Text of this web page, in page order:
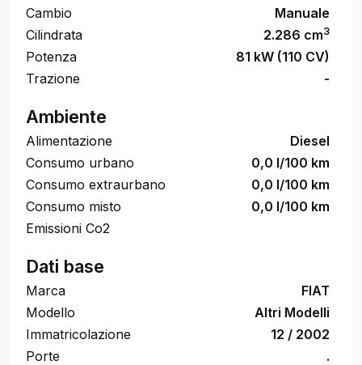
Cambio
Manuale
Cilindrata
2.286 cm3
Potenza
81 kW (110 CV)
Trazione
-
Ambiente
Alimentazione
Diesel
Consumo urbano
0,0 l/100 km
Consumo extraurbano
0,0 l/100 km
Consumo misto
0,0 l/100 km
Emissioni Co2
Dati base
Marca
FIAT
Modello
Altri Modelli
Immatricolazione
12 / 2002
Porte
.